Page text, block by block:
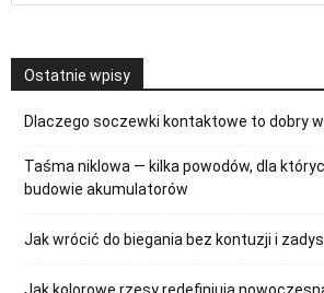
Ostatnie wpisy
Dlaczego soczewki kontaktowe to dobry
Taśma niklowa — kilka powodów, dla
budowie akumulatorów
Jak wrócić do biegania bez kontuzji i